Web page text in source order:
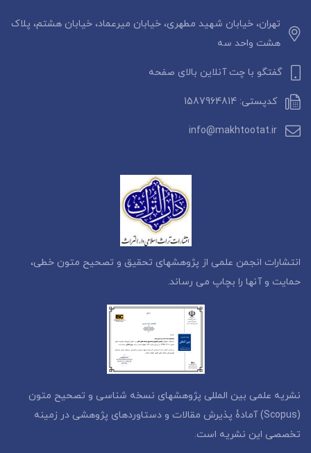
تهران، خیابان شهید مطهری، خیابان میرعماد، خیابان هشتم، پلاک
هشت واحد سه
گفتگو با چت آنلاین بالای صفحه
کدپستی: 1587964814
info@makhtootat.ir
انتشارات انجمن علمی از پژوهشهای تحقیق و تصحیح متون خطی،
حمایت و آنها را بچاپ می رساند.
نشریه علمی بین المللی پژوهشهای نسخه شناسی و تصحیح متون
(Scopus) آمادۀ پذیرش مقالات و دستاوردهای پژوهشی در زمینه
تخصصی این نشریه است.